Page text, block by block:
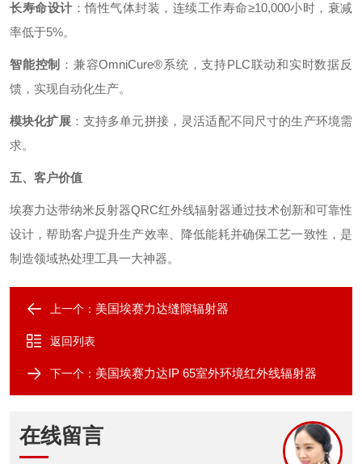
长寿命设计 ：惰性气体封装，连续工作寿命≥10,000小时，衰减
率低于5%。
智能控制 ：兼容OmniCure®系统，支持PLC联动和实时数据反
馈，实现自动化生产。
模块化扩展：支持多单元拼接，灵活适配不同尺寸的生产环境需
求。
五、客户价值
埃赛力达带纳米反射器QRC红外线辐射器通过技术创新和可靠性
设计，帮助客户提升生产效率、降低能耗并确保工艺一致性，是
制造领域热处理工具一大神器。
上一个： 美国埃赛力达缝隙辐射器
返回列表
下一个： 美国埃赛力达IP 65室外环境红外线辐射器
在线留言